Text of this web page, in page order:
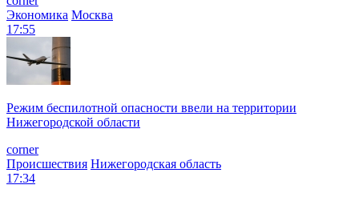
Экономика Москва
17:55
Режим беспилотной опасности ввели на территории
Нижегородской области
corner
Происшествия Нижегородская область
17:34